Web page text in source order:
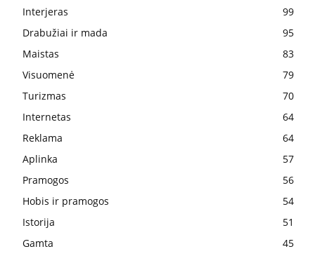
Interjeras
99
Drabužiai ir mada
95
Maistas
83
Visuomenė
79
Turizmas
70
Internetas
64
Reklama
64
Aplinka
57
Pramogos
56
Hobis ir pramogos
54
Istorija
51
Gamta
45